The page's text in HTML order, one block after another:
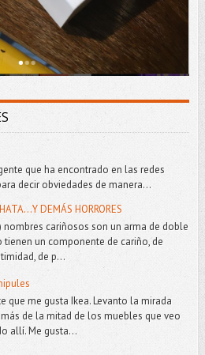
que ha encontrado en las redes
decir obviedades de manera...
DEMÁS HORRORES
nombres cariñosos son un arma de doble
tienen un componente de cariño, de
de p...
que me gusta Ikea. Levanto la mirada
de la mitad de los muebles que veo
allí. Me gusta...